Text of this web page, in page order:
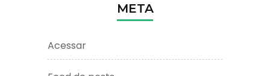
META
Acessar